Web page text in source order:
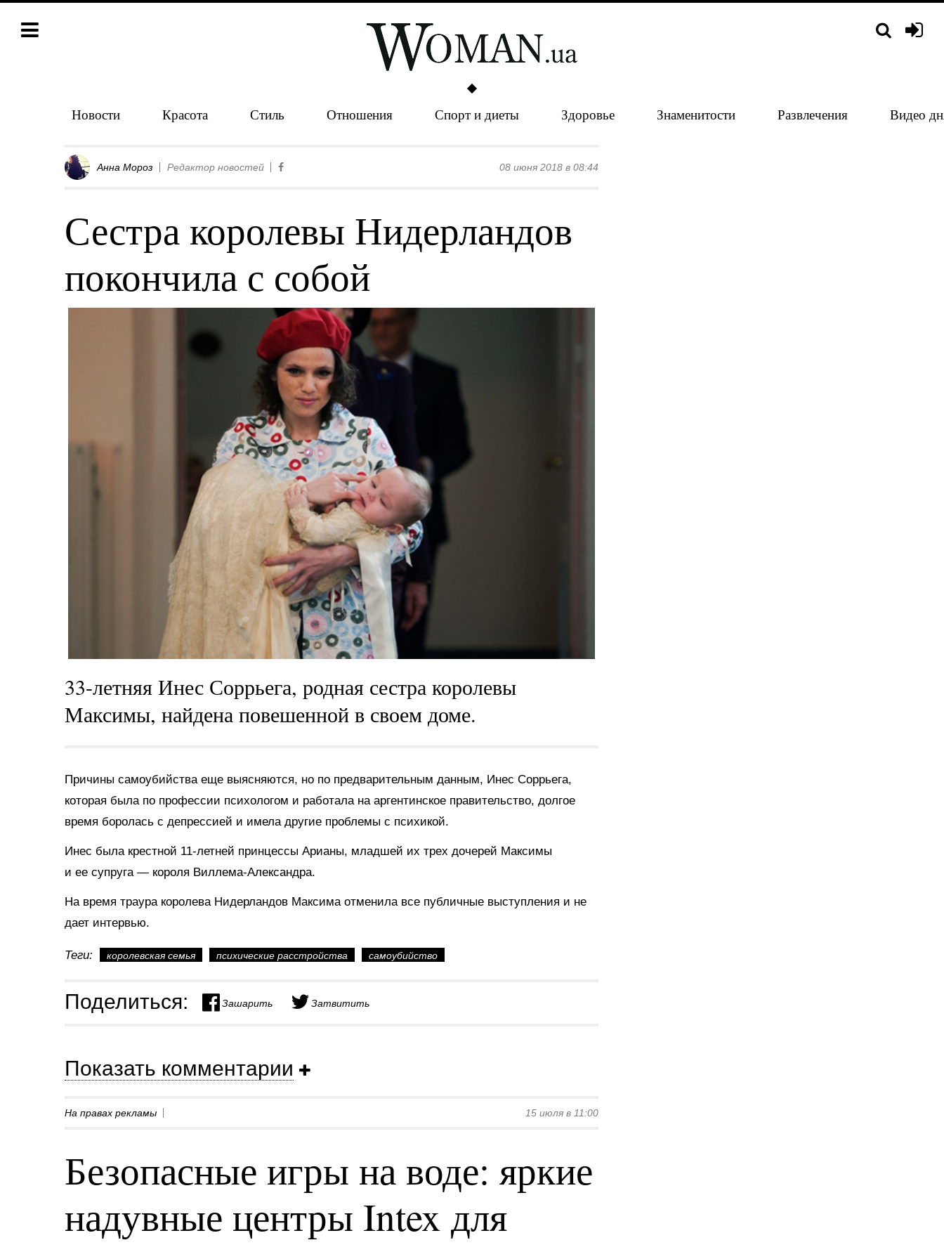
Новости Красота Стиль Отношения Спорт и диеты Здоровье Знаменитости Развлечения Видео
Анна Мороз Редактор новостей 08 июня 2018 в 08:44
Сестра королевы Нидерландов
покончила с собой
33-летняя Инес Соррьега, родная сестра королевы
Максимы, найдена повешенной в своем доме.
Причины самоубийства еще выясняются, но по предварительным данным, Инес Соррьега,
которая была по профессии психологом и работала на аргентинское правительство, долгое
время боролась с депрессией и имела другие проблемы с психикой.
Инес была крестной 11-летней принцессы Арианы, младшей их трех дочерей Максимы
и ее супруга — короля Виллема-Александра.
На время траура королева Нидерландов Максима отменила все публичные выступления и не
дает интервью.
Теги: королевская семья психические расстройства самоубийство
Поделиться: Зашарить Затвитить
Показать комментарии
На правах рекламы 15 июля в 11:00
Безопасные игры на воде: яркие
надувные центры Intex для